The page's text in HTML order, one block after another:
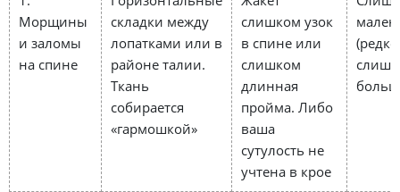
Морщины
и заломы
на спине
складки между
лопатками или в
районе талии.
Ткань
собирается
«гармошкой»
слишком узок
в спине или
слишком
длинная
пройма. Либо
ваша
сутулость не
учтена в крое